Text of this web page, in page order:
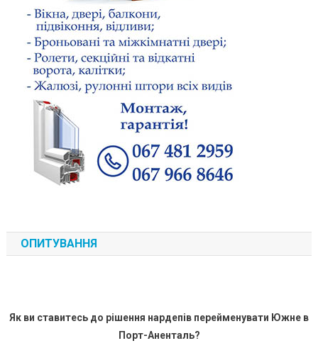
ОПИТУВАННЯ
Як ви ставитесь до рішення нардепів перейменувати Южне в
Порт-Аненталь?